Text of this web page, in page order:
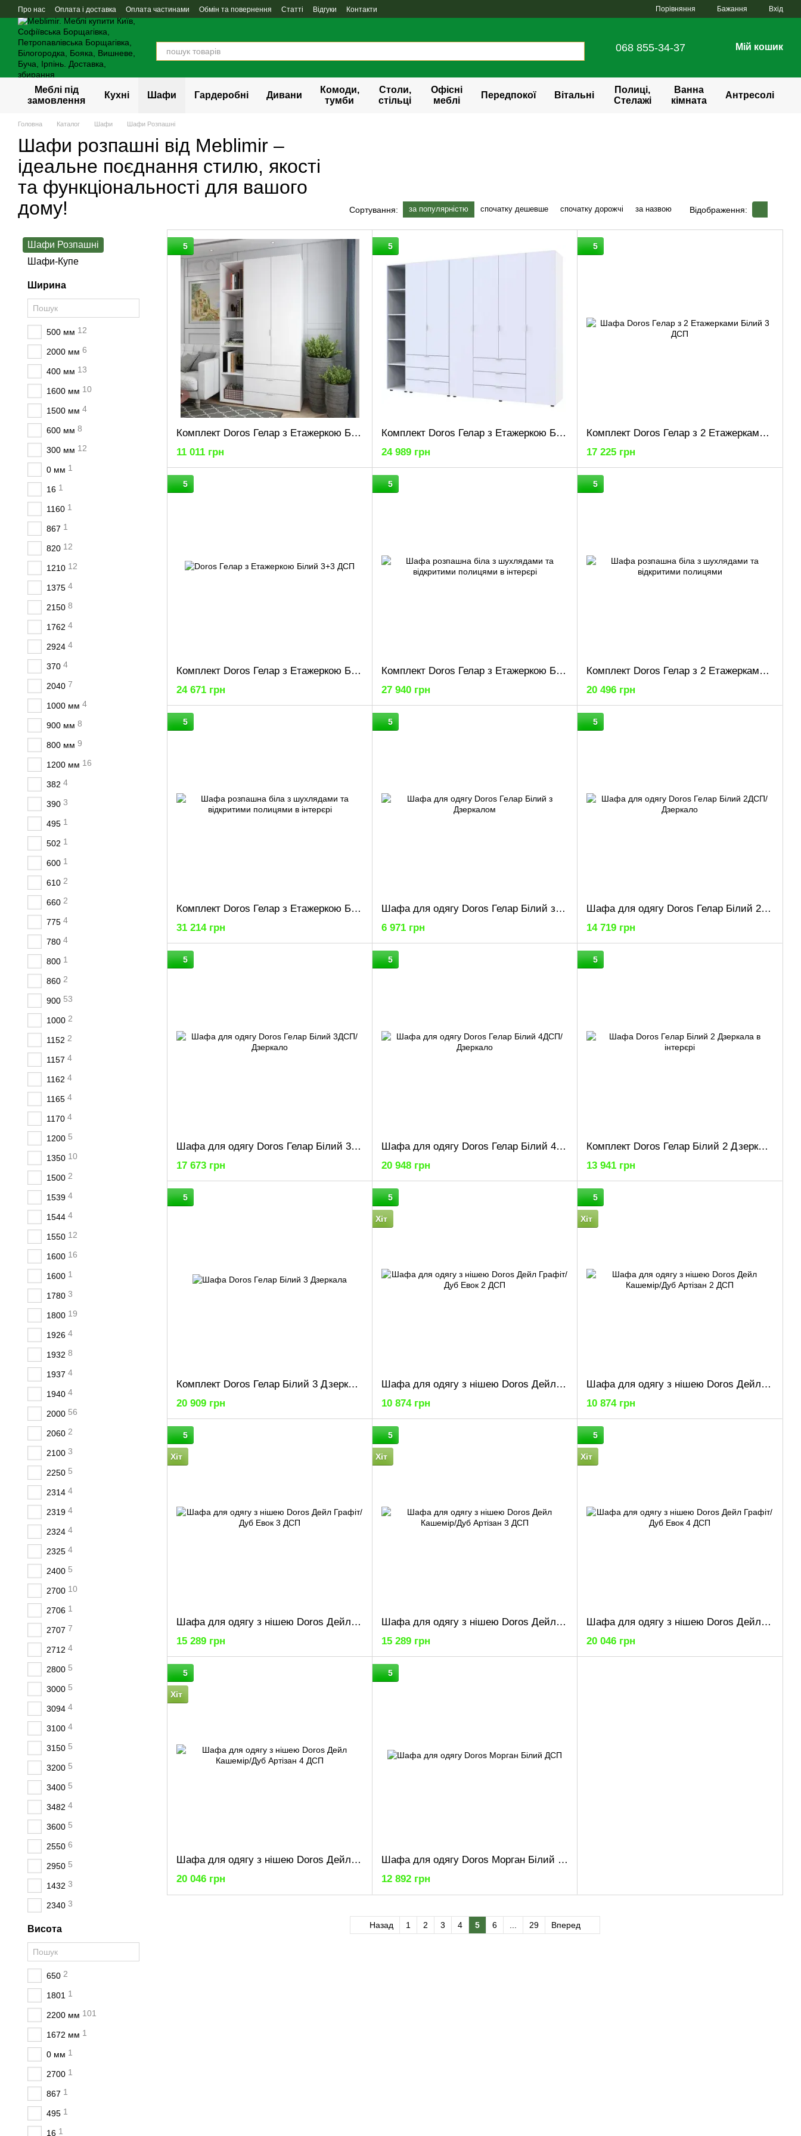
Перейти до основного контенту
Про нас Оплата і доставка Оплата частинами Обмін та повернення Статті Відгуки Контакти Порівняння Бажання Вхід
068 855-34-37 Мій кошик
Меблі під
замовлення
Кухні Шафи Гардеробні Дивани
Комоди,
тумби
Столи,
стільці
Офісні
меблі
Передпокої Вітальні
Полиці,
Стелажі
Ванна
кімната
Антресолі
Головна Каталог Шафи Шафи Розпашні
Шафи розпашні від Meblimir –
ідеальне поєднання стилю, якості
та функціональності для вашого
дому!
Сортування: за популярністю спочатку дешевше спочатку дорожчі за назвою Відображення:
5
Комплект Doros Гелар з Етажеркою Білий 2 ДСП 115.7х49.5х203.4 (42005029)
11 011 грн
5
Комплект Doros Гелар з Етажеркою Білий 2+4 ДСП 270.7х49.5х203.4 (42005033)
24 989 грн
5
Комплект Doros Гелар з 2 Етажерками Білий 3 ДСП 192.6х49.5х203.4 (42005035)
17 225 грн
5
Комплект Doros Гелар з Етажеркою Білий 3+3 ДСП 270.6х49.5х203.4 (42005036)
24 671 грн
5
Комплект Doros Гелар з Етажеркою Білий 3+4 ДСП 309.4х49.5х203.4 (42005037)
27 940 грн
5
Комплект Doros Гелар з 2 Етажерками Білий 4 ДСП 231.4х49.5х203.4 (42005039)
20 496 грн
5
Комплект Doros Гелар з Етажеркою Білий 4+4 ДСП 348.2х49.5х203.4 (42005040)
31 214 грн
5
Шафа для одягу Doros Гелар Білий з Дзеркалом 39х49.5х203.4 (44900242)
6 971 грн
5
Шафа для одягу Doros Гелар Білий 2ДСП/Дзеркало 116.5х49.5х203.4 (42002154)
14 719 грн
5
Шафа для одягу Doros Гелар Білий 3ДСП/Дзеркало 155х49.5х203.4 (42002157)
17 673 грн
5
Шафа для одягу Doros Гелар Білий 4ДСП/Дзеркало 194х49.5х203.4 (42002160)
20 948 грн
5
Комплект Doros Гелар Білий 2 Дзеркала 78х49.5х203.4 (42002163)
13 941 грн
5
Комплект Doros Гелар Білий 3 Дзеркала 117х49.5х203.4 (42002166)
20 909 грн
5
Хіт
Шафа для одягу з нішею Doros Дейл Графіт/Дуб Евок 2 ДСП 115.2х52х220 (80737722)
10 874 грн
5
Хіт
Шафа для одягу з нішею Doros Дейл Кашемір/Дуб Артізан 2 ДСП 115.2х52х220 (80737725)
10 874 грн
5
Хіт
Шафа для одягу з нішею Doros Дейл Графіт/Дуб Евок 3 ДСП 150х52х220 (80737723)
15 289 грн
5
Хіт
Шафа для одягу з нішею Doros Дейл Кашемір/Дуб Артізан 3 ДСП 150х52х220 (80737726)
15 289 грн
5
Хіт
Шафа для одягу з нішею Doros Дейл Графіт/Дуб Евок 4 ДСП 206х52х220 (80737724)
20 046 грн
5
Хіт
Шафа для одягу з нішею Doros Дейл Кашемір/Дуб Артізан 4 ДСП 206х52х220 (80737727)
20 046 грн
5
Шафа для одягу Doros Морган Білий ДСП 180х38.5х210 (42001246)
12 892 грн
Назад 1 2 3 4 5 6 29 Вперед
Шафи Розпашні
Шафи-Купе
Ширина
500 мм 12
2000 мм 6
400 мм 13
1600 мм 10
1500 мм 4
600 мм 8
300 мм 12
0 мм 1
16 1
1160 1
867 1
820 12
1210 12
1375 4
2150 8
1762 4
2924 4
370 4
2040 7
1000 мм 4
900 мм 8
800 мм 9
1200 мм 16
382 4
390 3
495 1
502 1
600 1
610 2
660 2
775 4
780 4
800 1
860 2
900 53
1000 2
1152 2
1157 4
1162 4
1165 4
1170 4
1200 5
1350 10
1500 2
1539 4
1544 4
1550 12
1600 16
1600 1
1780 3
1800 19
1926 4
1932 8
1937 4
1940 4
2000 56
2060 2
2100 3
2250 5
2314 4
2319 4
2324 4
2325 4
2400 5
2700 10
2706 1
2707 7
2712 4
2800 5
3000 5
3094 4
3100 4
3150 5
3200 5
3400 5
3482 4
3600 5
2550 6
2950 5
1432 3
2340 3
Висота
650 2
1801 1
2200 мм 101
1672 мм 1
0 мм 1
2700 1
867 1
495 1
16 1